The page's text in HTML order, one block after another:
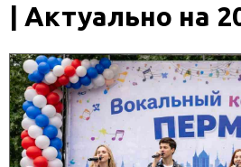
| Актуально на